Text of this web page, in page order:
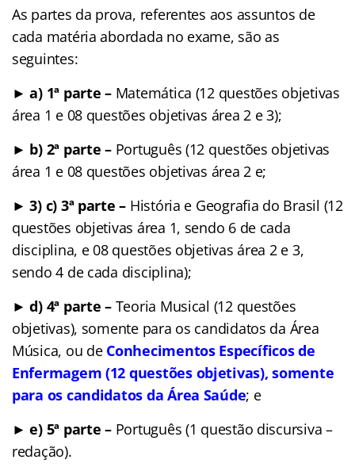
As partes da prova, referentes aos assuntos de
cada matéria abordada no exame, são as
seguintes:
► a) 1ª parte –Matemática (12 questões objetivas
área 1 e 08 questões objetivas área 2 e 3);
► b) 2ª parte –Português (12 questões objetivas
área 1 e 08 questões objetivas área 2 e;
► 3) c) 3ª parte – História e Geografia do Brasil (12
questões objetivas área 1, sendo 6 de cada
disciplina, e 08 questões objetivas área 2 e 3,
sendo 4 de cada disciplina);
► d) 4ª parte –Teoria Musical (12 questões
objetivas), somente para os candidatos da Área
Música, ou de Conhecimentos Específicos de
Enfermagem (12 questões objetivas), somente
para os candidatos da Área Saúde; e
► e) 5ª parte –Português (1 questão discursiva –
redação).